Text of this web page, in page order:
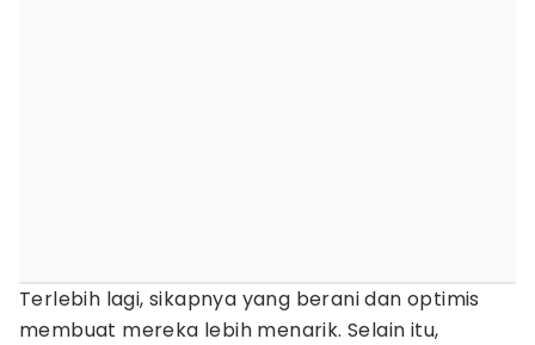
Terlebih lagi, sikapnya yang berani dan optimis
membuat mereka lebih menarik. Selain itu,